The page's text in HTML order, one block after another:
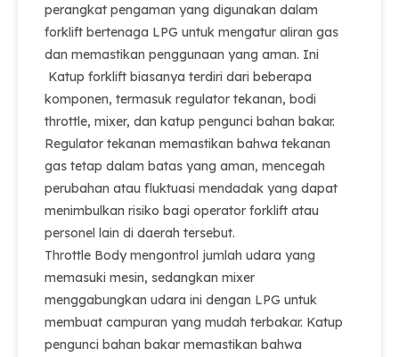
perangkat pengaman yang digunakan dalam
forklift bertenaga LPG untuk mengatur aliran gas
dan memastikan penggunaan yang aman. Ini
Katup forklift biasanya terdiri dari beberapa
komponen, termasuk regulator tekanan, bodi
throttle, mixer, dan katup pengunci bahan bakar.
Regulator tekanan memastikan bahwa tekanan
gas tetap dalam batas yang aman, mencegah
perubahan atau fluktuasi mendadak yang dapat
menimbulkan risiko bagi operator forklift atau
personel lain di daerah tersebut.
Throttle Body mengontrol jumlah udara yang
memasuki mesin, sedangkan mixer
menggabungkan udara ini dengan LPG untuk
membuat campuran yang mudah terbakar. Katup
pengunci bahan bakar memastikan bahwa